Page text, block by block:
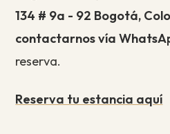
134 # 9a - 92 Bogotá,
contactarnos vía
reserva.
Reserva tu estancia aquí